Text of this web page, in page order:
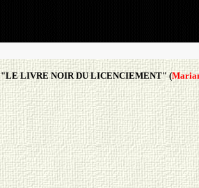
"LE LIVRE NOIR DU LICENCIEMENT" (